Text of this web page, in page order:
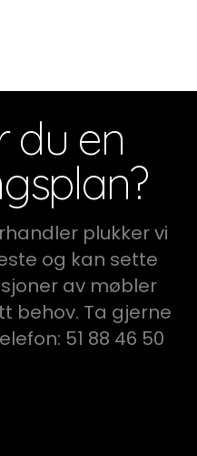
du en
plukker vi
og kan sette
av møbler
behov. Ta gjerne
51 88 46 50